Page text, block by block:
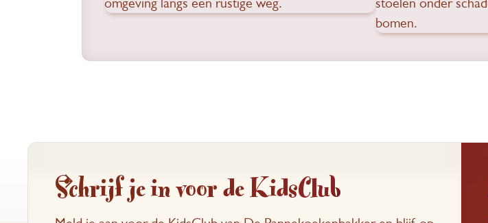
Schrijf je in voor de KidsClub